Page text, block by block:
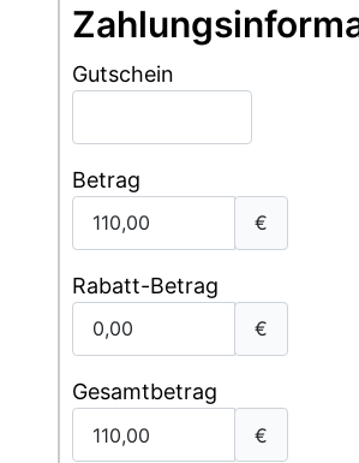
Gutschein
Betrag
€
Rabatt-Betrag
€
Gesamtbetrag
€